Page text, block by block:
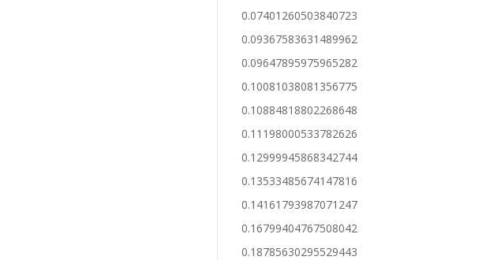
0.07401260503840723
0.09367583631489962
0.09647895975965282
0.10081038081356775
0.10884818802268648
0.11198000533782626
0.12999945868342744
0.13533485674147816
0.14161793987071247
0.16799404767508042
0.18785630295529443